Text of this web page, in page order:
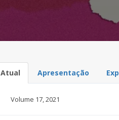
Atual Apresentação
Volume 17,2021